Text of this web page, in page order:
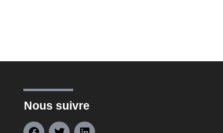
Nous suivre